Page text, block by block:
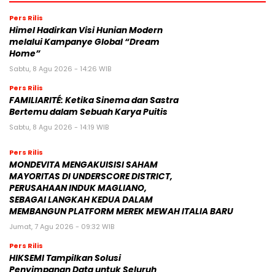
Pers Rilis
Himel Hadirkan Visi Hunian Modern
melalui Kampanye Global “Dream
Home”
Sabtu, 8 Agu 2026 - 14:26 WIB
Pers Rilis
FAMILIARITÉ: Ketika Sinema dan Sastra
Bertemu dalam Sebuah Karya Puitis
Sabtu, 8 Agu 2026 - 14:19 WIB
Pers Rilis
MONDEVITA MENGAKUISISI SAHAM
MAYORITAS DI UNDERSCORE DISTRICT,
PERUSAHAAN INDUK MAGLIANO,
SEBAGAI LANGKAH KEDUA DALAM
MEMBANGUN PLATFORM MEREK MEWAH ITALIA BARU
Jumat, 7 Agu 2026 - 09:32 WIB
Pers Rilis
HIKSEMI Tampilkan Solusi
Penyimpanan Data untuk Seluruh